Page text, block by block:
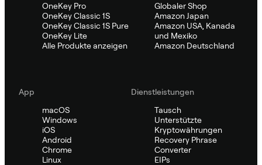
OneKey Pro
OneKey Classic 1S
OneKey Classic 1S Pure
OneKey Lite
Alle Produkte anzeigen
Globaler Shop
Amazon Japan
Amazon USA, Kanada
und Mexiko
Amazon Deutschland
App
macOS
Windows
iOS
Android
Chrome
Linux
Dienstleistungen
Tausch
Unterstützte
Kryptowährungen
Recovery Phrase
Converter
EIPs